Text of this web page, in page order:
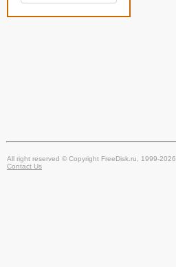
All right reserved © Copyright FreeDisk.ru, 1999-2026
Contact Us